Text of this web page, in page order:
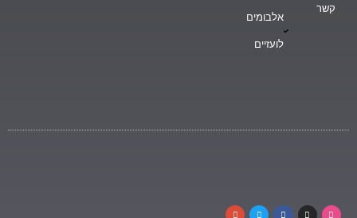
קשר
אלבומים
לועזיים
D
I
F
T
G